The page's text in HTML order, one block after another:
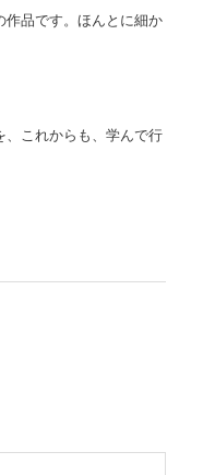
品です。ほんとに細か
、これからも、学んで行